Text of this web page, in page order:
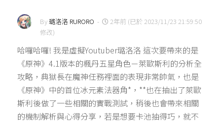
By璐洛洛 RURORO -
2年前 (已於 2023/11/23 21:59:50
修改)
哈囉哈囉! 我是虛擬Youtuber璐洛洛 這次要帶來的是
《原神》4.1版本的楓丹五星角色－萊歐斯利的分析全
攻略，典獄長在魔神任務裡面的表現非常帥氣，也是
《原神》中的首位冰元素法器角*，**也在抽出了萊歐
斯利後做了一些相關的實戰測試，稍後也會帶來相關
的機制解析與心得分享，若是想要卡池抽得巧，就不